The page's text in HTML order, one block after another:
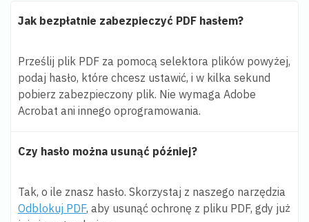
Jak bezpłatnie zabezpieczyć PDF hasłem?
Prześlij plik PDF za pomocą selektora plików powyżej,
podaj hasło, które chcesz ustawić, i w kilka sekund
pobierz zabezpieczony plik. Nie wymaga Adobe
Acrobat ani innego oprogramowania.
Czy hasło można usunąć później?
Tak, o ile znasz hasło. Skorzystaj z naszego narzędzia
Odblokuj PDF, aby usunąć ochronę z pliku PDF, gdy już